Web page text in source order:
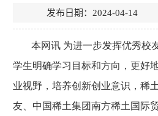
发布日期：2024-04-
本网讯 为进一步发挥优秀校
学生明确学习目标和方向，更好
业视野，培养创新创业意识，稀
友、中国稀土集团南方稀土国际